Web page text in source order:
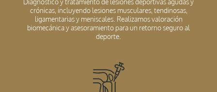
crónicas, incluyendo lesiones musculares, tendinosas,
ligamentarias y meniscales. Realizamos valoración
biomecánica y asesoramiento para un retorno seguro al
deporte.